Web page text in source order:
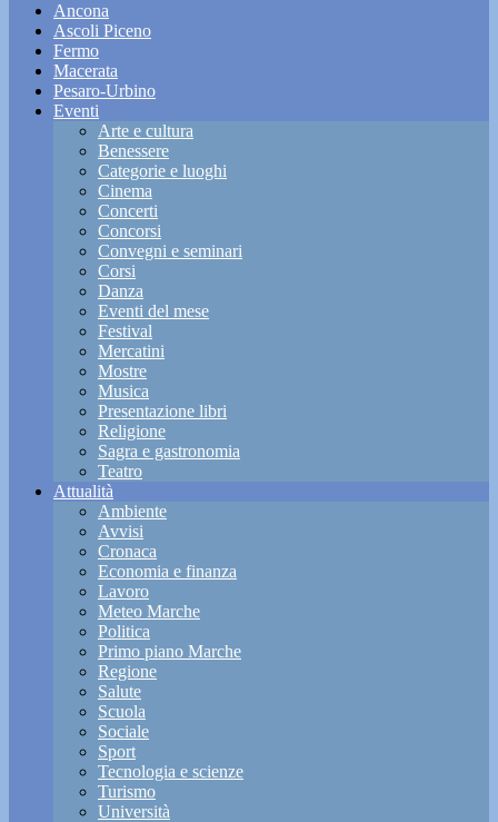
Ancona
Ascoli Piceno
Fermo
Macerata
Pesaro-Urbino
Eventi
Arte e cultura
Benessere
Categorie e luoghi
Cinema
Concerti
Concorsi
Convegni e seminari
Corsi
Danza
Eventi del mese
Festival
Mercatini
Mostre
Musica
Presentazione libri
Religione
Sagra e gastronomia
Teatro
Attualità
Ambiente
Avvisi
Cronaca
Economia e finanza
Lavoro
Meteo Marche
Politica
Primo piano Marche
Regione
Salute
Scuola
Sociale
Sport
Tecnologia e scienze
Turismo
Università